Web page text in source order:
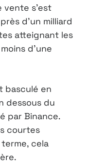
vente s’est
d’un milliard
atteignant les
d’une
basculé en
dessous du
par Binance.
courtes
cela